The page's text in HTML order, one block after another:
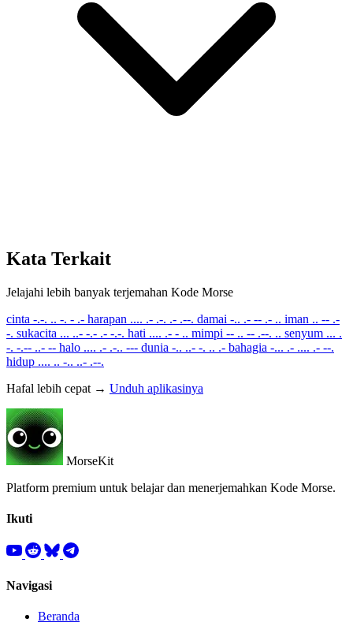
Kata Terkait
Jelajahi lebih banyak terjemahan Kode Morse
cinta -.-. .. -. - .- harapan .... .- .-. .- .--. damai -.. .- -- .- .. iman .. -- .-
-. sukacita ... ..- -.- .- -.-. hati .... .- - .. mimpi -- .. -- .--. .. senyum ... .
-. -.-- ..- -- halo .... .- .-.. --- dunia -.. ..- -. .. .- bahagia -... .- .... .- --.
hidup .... .. -.. ..- .--.
Hafal lebih cepat → Unduh aplikasinya
MorseKit
Platform premium untuk belajar dan menerjemahkan Kode Morse.
Ikuti
Navigasi
Beranda